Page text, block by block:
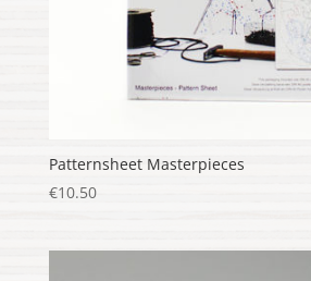
Patternsheet Masterpieces
€10.50